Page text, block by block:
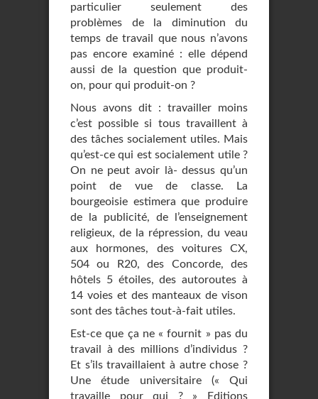
particulier seulement des
problèmes de la diminution du
temps de travail que nous n’avons
pas encore examiné : elle dépend
aussi de la question que produit-
on, pour qui produit-on ?
Nous avons dit : travailler moins
c’est possible si tous travaillent à
des tâches socialement utiles. Mais
qu’est-ce qui est socialement utile ?
On ne peut avoir là- dessus qu’un
point de vue de classe. La
bourgeoisie estimera que produire
de la publicité, de l’enseignement
religieux, de la répression, du veau
aux hormones, des voitures CX,
504 ou R20, des Concorde, des
hôtels 5 étoiles, des autoroutes à
14 voies et des manteaux de vison
sont des tâches tout-à-fait utiles.
Est-ce que ça ne « fournit » pas du
travail à des millions d’individus ?
Et s’ils travaillaient à autre chose ?
Une étude universitaire (« Qui
travaille pour qui ? » Editions